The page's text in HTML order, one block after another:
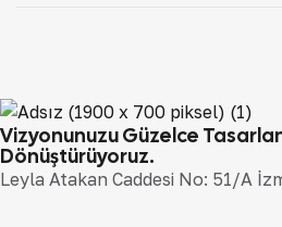
Vizyonunuzu Güzelce
Dönüştürüyoruz.
Leyla Atakan Caddesi No: 51/A